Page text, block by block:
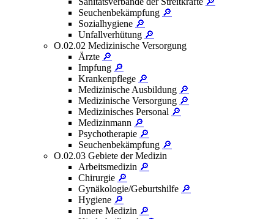
Seuchenbekämpfung 🔎
Sozialhygiene 🔎
Unfallverhütung 🔎
O.02.02 Medizinische Versorgung
Ärzte 🔎
Impfung 🔎
Krankenpflege 🔎
Medizinische Ausbildung 🔎
Medizinische Versorgung 🔎
Medizinisches Personal 🔎
Medizinmann 🔎
Psychotherapie 🔎
Seuchenbekämpfung 🔎
O.02.03 Gebiete der Medizin
Arbeitsmedizin 🔎
Chirurgie 🔎
Gynäkologie/Geburtshilfe 🔎
Hygiene 🔎
Innere Medizin 🔎